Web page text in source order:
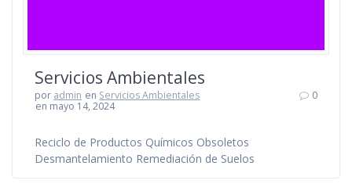
Servicios Ambientales
por admin en Servicios Ambientales
en mayo 14, 2024
0
Reciclo de Productos Químicos Obsoletos
Desmantelamiento Remediación de Suelos